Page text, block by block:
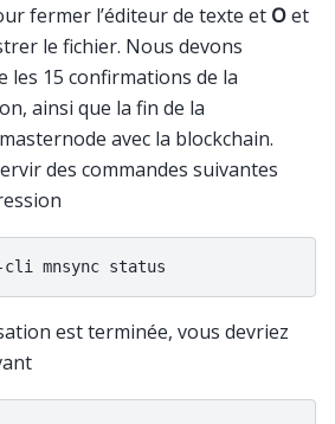
fermer l’éditeur de texte et Oet
le fichier. Nous devons
les 15 confirmations de la
ainsi que la fin de la
avec la blockchain.
des commandes suivantes
est terminée, vous devriez